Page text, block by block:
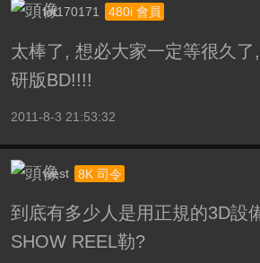
lot170171 480i 會員
太棒了, 想必大家一定等很久
研版BD!!!!
2011-8-3 21:53:32
west 8K 司令
到底有多少人是用正規的3D設
SHOW REEL勒?